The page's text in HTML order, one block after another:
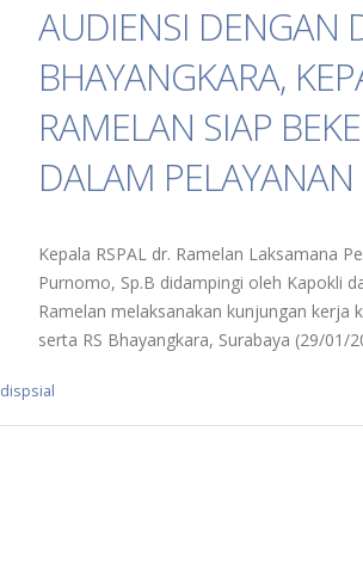
AUDIENSI DENGAN
BHAYANGKARA,
RAMELAN SIAP
DALAM
Kepala RSPAL dr. Ramelan Laksamana
Purnomo, Sp.B didampingi oleh Kapokli
Ramelan melaksanakan kunjungan kerja
serta RS Bhayangkara, Surabaya (29/01/
dispsial